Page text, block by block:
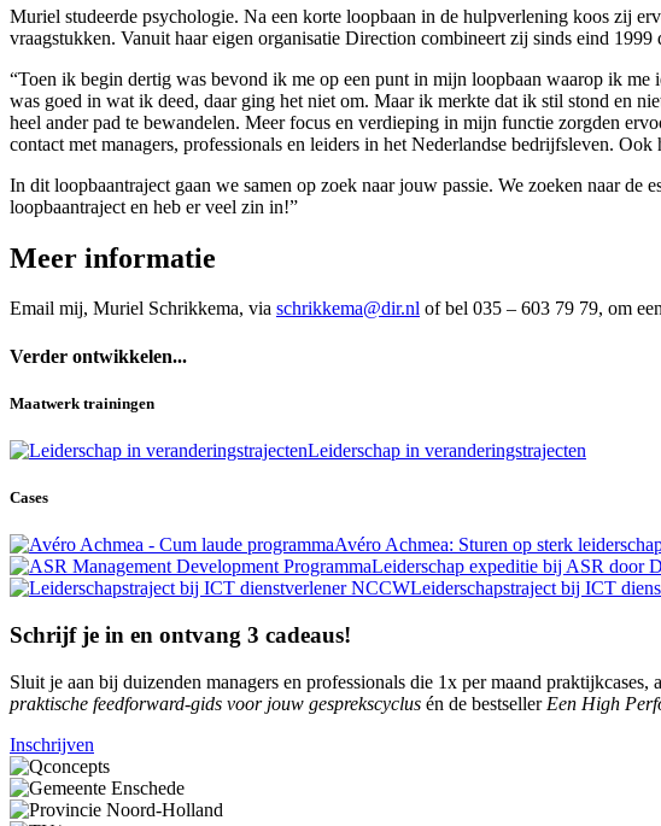
Muriel studeerde psychologie. Na een korte loopbaan in de hulpverlening koos zij
vraagstukken. Vanuit haar eigen organisatie Direction combineert zij sinds eind
“Toen ik begin dertig was bevond ik me op een punt in mijn loopbaan waarop ik
was goed in wat ik deed, daar ging het niet om. Maar ik merkte dat ik stil stond en
heel ander pad te bewandelen. Meer focus en verdieping in mijn functie zorgden
contact met managers, professionals en leiders in het Nederlandse bedrijfsleven.
In dit loopbaantraject gaan we samen op zoek naar jouw passie. We zoeken naar
loopbaantraject en heb er veel zin in!”
Meer informatie
Email mij, Muriel Schrikkema, via schrikkema@dir.nl of bel 035 – 603 79 79, om
Verder ontwikkelen...
Maatwerk trainingen
Leiderschap in veranderingstrajecten
Cases
Avéro Achmea: Sturen op sterk
Leiderschap expeditie bij ASR door
Leiderschapstraject bij ICT
Schrijf je in en ontvang 3 cadeaus!
Sluit je aan bij duizenden managers en professionals die 1x per maand
praktische feedforward-gids voor jouw gesprekscyclus én de bestseller Een High
Inschrijven